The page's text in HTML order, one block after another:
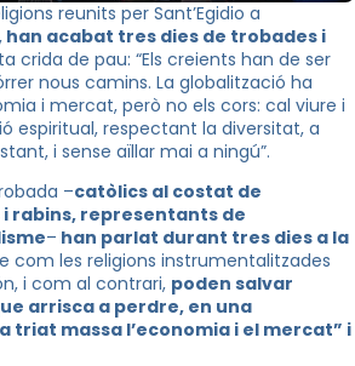
reunits per Sant’Egidio a
han acabat tres dies de trobades i
crida de pau: “Els creients han de ser
nous camins. La globalització ha
i mercat, però no els cors: cal viure i
espiritual, respectant la diversitat, a
i sense aïllar mai a ningú”.
–catòlics al costat de
rabins, representants de
– han parlat durant tres dies a la
com les religions instrumentalitzades
i com al contrari, poden salvar
arrisca a perdre, en una
triat massa l’economia i el mercat” i